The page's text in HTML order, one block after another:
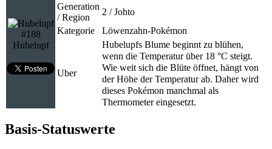
#188
Hubelupf
Generation
/ Region
2 / Johto
Kategorie
Löwenzahn-Pokémon
Uber
Hubelupfs Blume beginnt zu blühen,
wenn die Temperatur über 18 °C steigt.
Wie weit sich die Blüte öffnet, hängt von
der Höhe der Temperatur ab. Daher wird
dieses Pokémon manchmal als
Thermometer eingesetzt.
Basis-Statuswerte